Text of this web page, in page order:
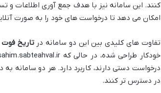
کنند. این سامانه نیز با هدف جمع آوری اطلاعات و
امکان می دهد تا درخواست های خود را به صورت
تفاوت های کلیدی بین این دو سامانه درتاریخ
درخواست دستی دارند، کاربرد دارد. هر دو سامانه
در دسترس تر کنند.